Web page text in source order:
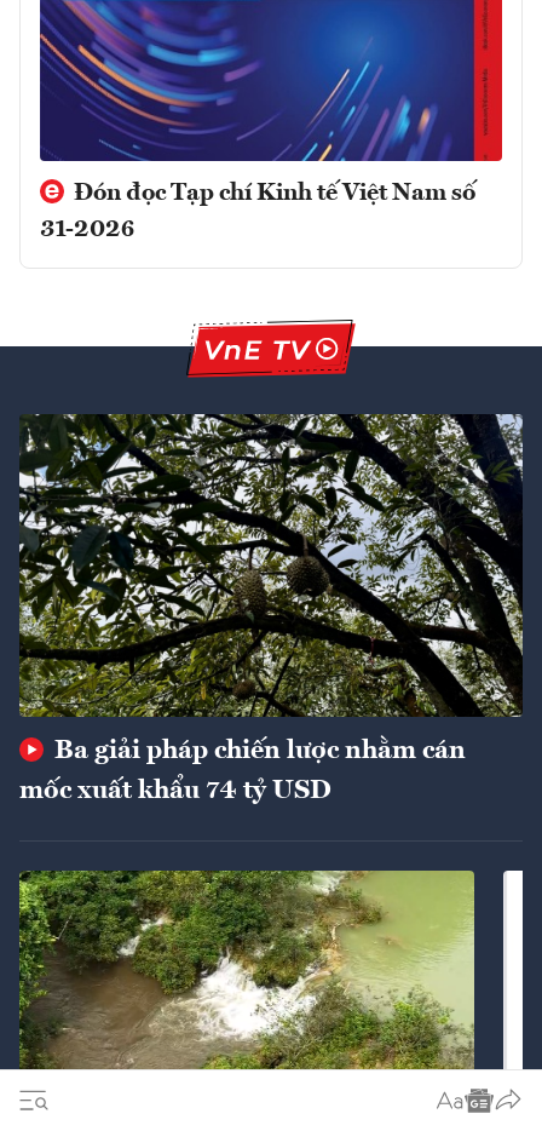
Đón đọc Tạp chí Kinh tế Việt Nam số
31-2026
Ba giải pháp chiến lược nhằm cán
mốc xuất khẩu 74 tỷ USD